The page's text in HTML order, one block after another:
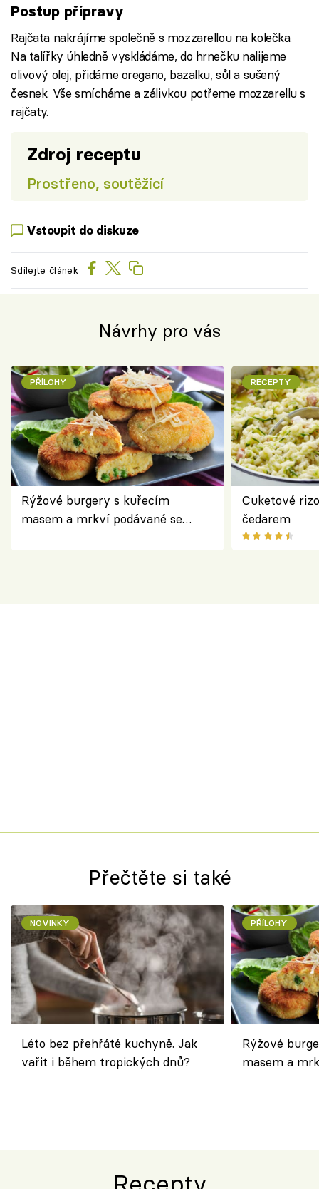
Postup přípravy
Rajčata nakrájíme společně s mozzarellou na kolečka.
Na talířky úhledně vyskládáme, do hrnečku nalijeme
olivový olej, přidáme oregano, bazalku, sůl a sušený
česnek. Vše smícháme a zálivkou potřeme mozzarellu s
rajčaty.
Zdroj receptu
Prostřeno, soutěžící
Vstoupit do diskuze
Sdílejte článek
Návrhy pro vás
PŘÍLOHY
Rýžové burgery s kuřecím
masem a mrkví podávané se
RECEPTY
Cuketové
čedarem
Přečtěte si také
NOVINKY
Léto bez přehřáté kuchyně. Jak
vařit i během tropických dnů?
PŘÍLOHY
Rýžové
masem a